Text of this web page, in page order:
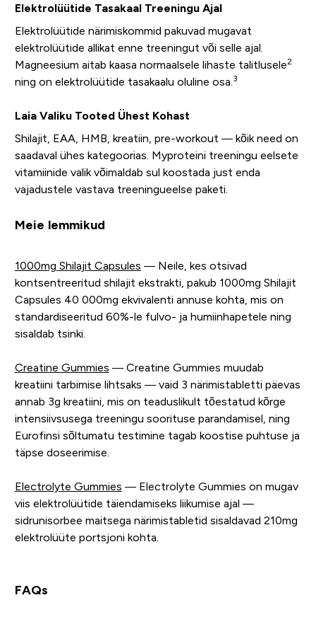
Elektrolüütide Tasakaal Treeningu Ajal
Elektrolüütide närimiskommid pakuvad mugavat
elektrolüütide allikat enne treeningut või selle ajal.
Magneesium aitab kaasa normaalsele lihaste talitlusele2
ning on elektrolüütide tasakaalu oluline osa. 3
Laia Valiku Tooted Ühest Kohast
Shilajit, EAA, HMB, kreatiin, pre-workout — kõik need on
saadaval ühes kategoorias. Myproteini treeningu eelsete
vitamiinide valik võimaldab sul koostada just enda
vajadustele vastava treeningueelse paketi.
Meie lemmikud
1000mg Shilajit Capsules — Neile, kes otsivad
kontsentreeritud shilajit ekstrakti, pakub 1000mg Shilajit
Capsules 40 000mg ekvivalenti annuse kohta, mis on
standardiseeritud 60%-le fulvo- ja humiinhapetele ning
sisaldab tsinki.
Creatine Gummies — Creatine Gummies muudab
kreatiini tarbimise lihtsaks — vaid 3 närimistabletti päevas
annab 3g kreatiini, mis on teaduslikult tõestatud kõrge
intensiivsusega treeningu soorituse parandamisel, ning
Eurofinsi sõltumatu testimine tagab koostise puhtuse ja
täpse doseerimise.
Electrolyte Gummies — Electrolyte Gummies on mugav
viis elektrolüütide täiendamiseks liikumise ajal —
sidrunisorbee maitsega närimistabletid sisaldavad 210mg
elektrolüüte portsjoni kohta.
FAQs